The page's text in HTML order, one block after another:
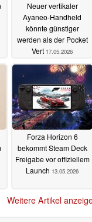
Neuer vertikaler
Ayaneo-Handheld
könnte günstiger
werden als der Pocket
Vert 17.05.2026
Forza Horizon 6
bekommt Steam Deck
Freigabe vor offiziellem
Launch 13.05.2026
Weitere Artikel